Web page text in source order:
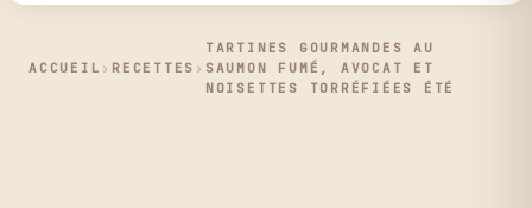
ACCUEIL › RECETTES ›
TARTINES GOURMANDES AU
SAUMON FUMÉ, AVOCAT ET
NOISETTES TORRÉFIÉES ÉTÉ